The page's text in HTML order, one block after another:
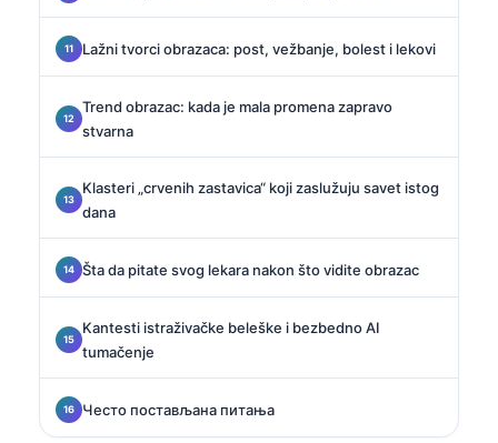
Lažni tvorci obrazaca: post, vežbanje, bolest i lekovi
Trend obrazac: kada je mala promena zapravo
stvarna
Klasteri „crvenih zastavica“ koji zaslužuju savet istog
dana
Šta da pitate svog lekara nakon što vidite obrazac
Kantesti istraživačke beleške i bezbedno AI
tumačenje
Често постављана питања